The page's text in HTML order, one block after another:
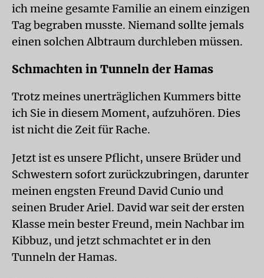
ich meine gesamte Familie an einem einzigen
Tag begraben musste. Niemand sollte jemals
einen solchen Albtraum durchleben müssen.
Schmachten in Tunneln der Hamas
Trotz meines unerträglichen Kummers bitte
ich Sie in diesem Moment, aufzuhören. Dies
ist nicht die Zeit für Rache.
Jetzt ist es unsere Pflicht, unsere Brüder und
Schwestern sofort zurückzubringen, darunter
meinen engsten Freund David Cunio und
seinen Bruder Ariel. David war seit der ersten
Klasse mein bester Freund, mein Nachbar im
Kibbuz, und jetzt schmachtet er in den
Tunneln der Hamas.